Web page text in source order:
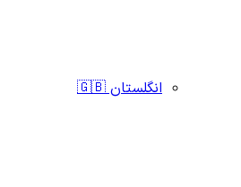
انگلستان 🇬🇧